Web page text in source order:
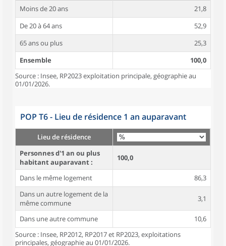
Moins de 20 ans
21,8
De 20 à 64 ans
52,9
65 ans ou plus
25,3
Ensemble
100,0
Source : Insee, RP2023 exploitation principale, géographie au
01/01/2026.
POP T6 - Lieu de résidence 1 an auparavant
Lieu de résidence
Personnes d'1 an ou plus
habitant auparavant :
100,0
Dans le même logement
86,3
Dans un autre logement de la
même commune
3,1
Dans une autre commune
10,6
Source : Insee, RP2012, RP2017 et RP2023, exploitations
principales, géographie au 01/01/2026.